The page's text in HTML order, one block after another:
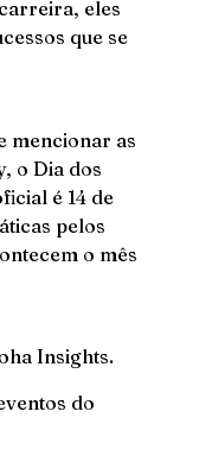
eles
que se
mencionar as
o Dia dos
é 14 de
pelos
o mês
Insights.
do